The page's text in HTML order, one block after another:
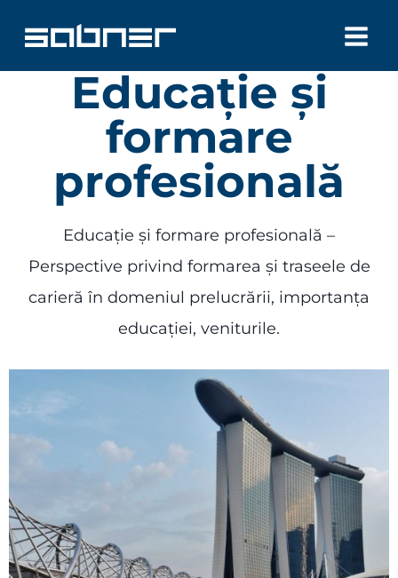
content
Educație și
formare
profesională
Educație și formare profesională –
Perspective privind formarea și traseele de
carieră în domeniul prelucrării, importanța
educației, veniturile.